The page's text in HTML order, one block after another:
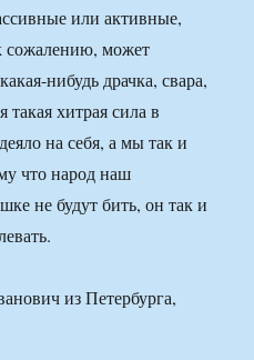
или активные,
сожалению, может
нибудь драчка, свара,
хитрая сила в
на себя, а мы так и
что народ наш
не будут бить, он так и
из Петербурга,